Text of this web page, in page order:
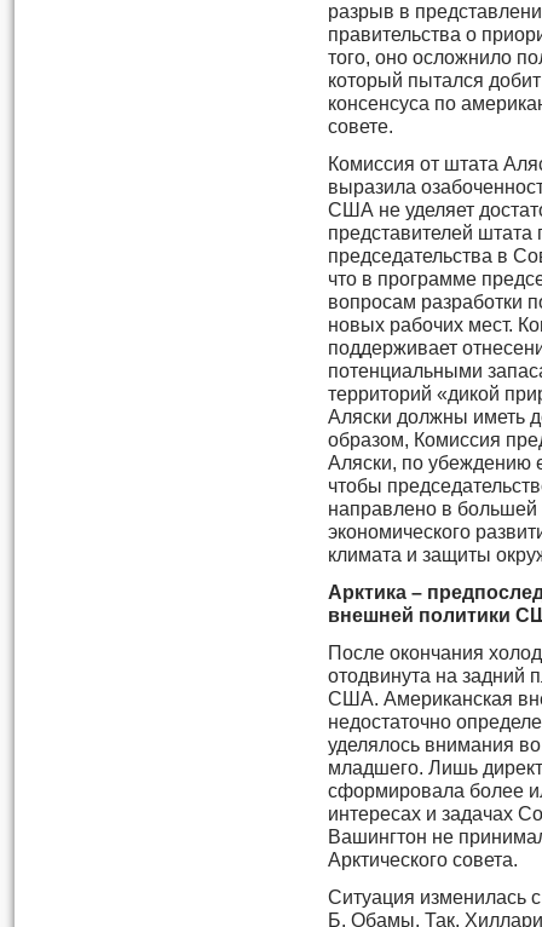
разрыв в
правительства о
того, оно осложнило
который пытался
консенсуса по
совете.
Комиссия от штата
выразила
США не уделяет
представителей штата
председательства в
что в программе
вопросам разработки
новых рабочих мест.
поддерживает
потенциальными
территорий «дикой
Аляски должны иметь
образом, Комиссия
Аляски, по убеждению
чтобы
направлено в
экономического
климата и защиты
Арктика –
внешней политики
После окончания
отодвинута на задний
США. Американская
недостаточно
уделялось внимания
младшего. Лишь
сформировала более
интересах и задачах
Вашингтон не
Арктического совета.
Ситуация изменилась
Б. Обамы. Так,